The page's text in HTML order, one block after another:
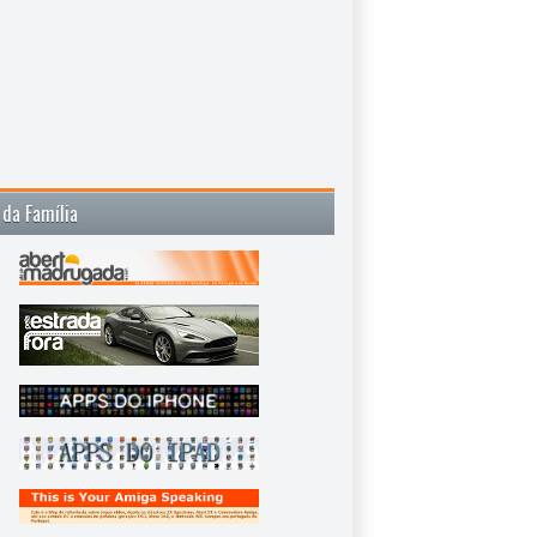
Família